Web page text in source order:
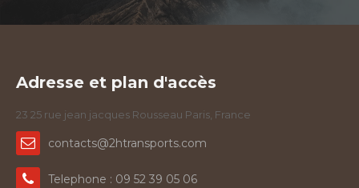
Adresse et plan d'accès
23 25 rue jean jacques Rousseau Paris, France
contacts@2htransports.com
Telephone : 09 52 39 05 06